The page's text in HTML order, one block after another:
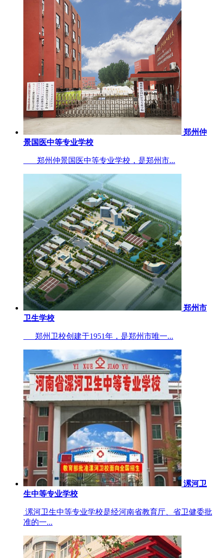
郑州仲
景国医中等专业学校
郑州仲景国医中等专业学校，是郑州市...
郑州市
卫生学校
郑州卫校创建于1951年，是郑州市唯一...
漯河卫
生中等专业学校
漯河卫生中等专业学校是经河南省教育厅、省卫健委批
准的一...